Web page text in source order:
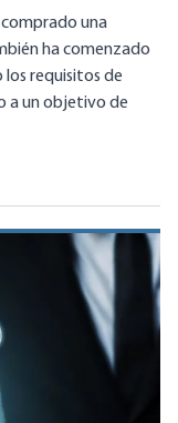
comprado una
ha comenzado
requisitos de
a un objetivo de